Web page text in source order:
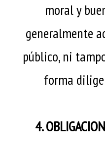
moral y
generalmente
público, ni
forma
4.